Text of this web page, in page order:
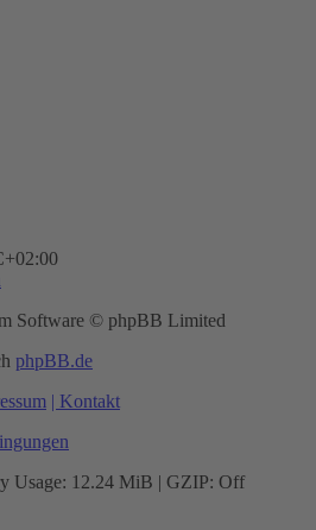
Software © phpBB Limited
phpBB.de
| Kontakt
Usage: 12.24 MiB | GZIP: Off